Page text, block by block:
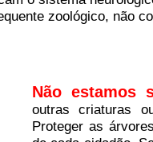
zoológico, não
Não estamos
outras criaturas
Proteger as